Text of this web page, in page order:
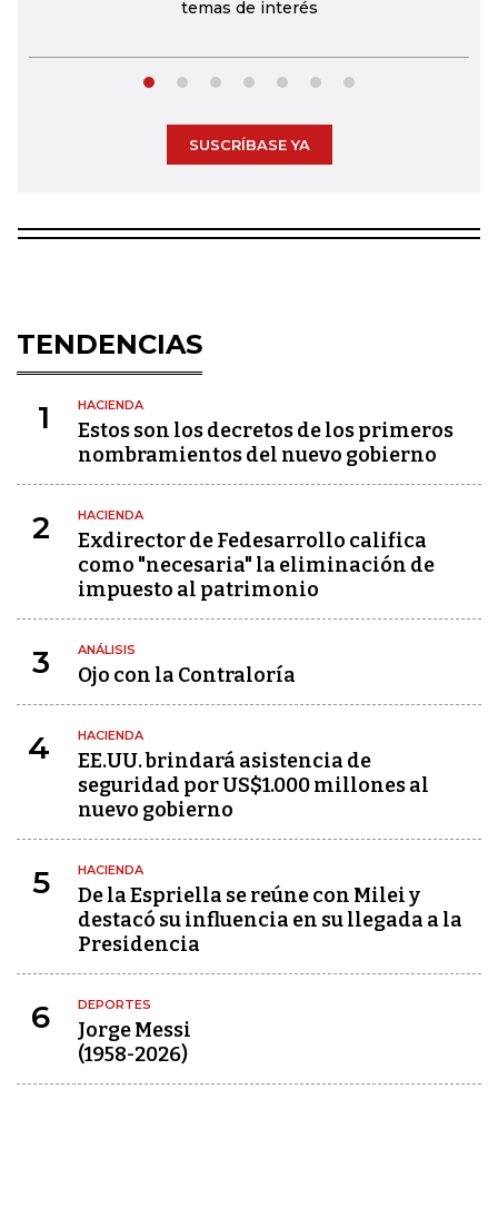
temas de interés
SUSCRÍBASE YA
TENDENCIAS
1 HACIENDA
Estos son los decretos de los primeros
nombramientos del nuevo gobierno
2 HACIENDA
Exdirector de Fedesarrollo califica
como "necesaria" la eliminación de
impuesto al patrimonio
3 ANÁLISIS
Ojo con la Contraloría
4 HACIENDA
EE.UU. brindará asistencia de
seguridad por US$1.000 millones al
nuevo gobierno
5 HACIENDA
De la Espriella se reúne con Milei y
destacó su influencia en su llegada a la
Presidencia
6 DEPORTES
Jorge Messi
(1958-2026)